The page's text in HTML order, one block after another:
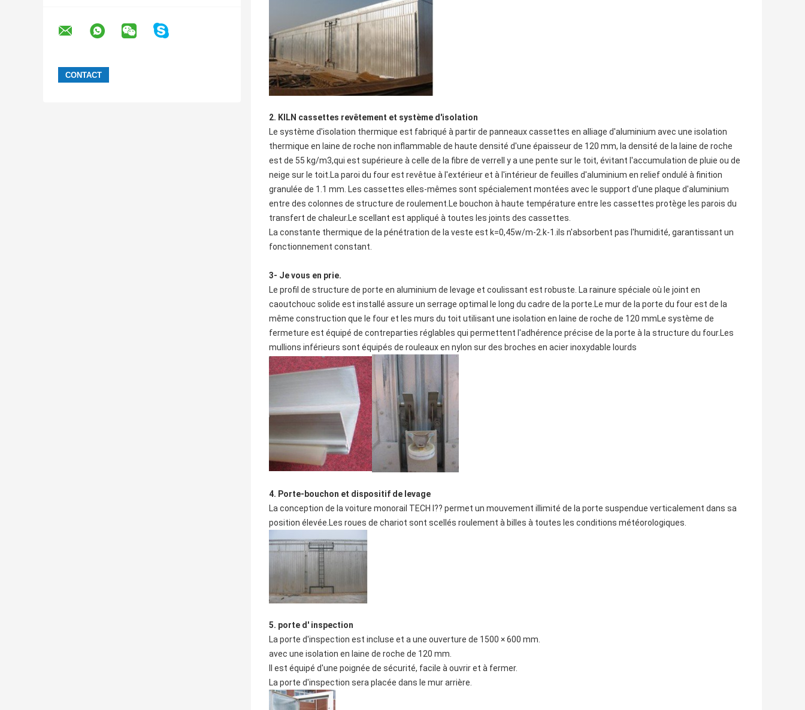
2. KILN cassettes revêtement et système d'isolation
Le système d'isolation thermique est fabriqué à partir de panneaux cassettes en alliage d'aluminium avec une isolation
thermique en laine de roche non inflammable de haute densité d'une épaisseur de 120 mm, la densité de la laine de roche
est de 55 kg/m3,qui est supérieure à celle de la fibre de verreIl y a une pente sur le toit, évitant l'accumulation de pluie ou de
neige sur le toit.La paroi du four est revêtue à l'extérieur et à l'intérieur de feuilles d'aluminium en relief ondulé à finition
granulée de 1.1 mm. Les cassettes elles-mêmes sont spécialement montées avec le support d'une plaque d'aluminium
entre des colonnes de structure de roulement.Le bouchon à haute température entre les cassettes protège les parois du
transfert de chaleur.Le scellant est appliqué à toutes les joints des cassettes.
La constante thermique de la pénétration de la veste est k=0,45w/m-2.k-1.ils n'absorbent pas l'humidité, garantissant un
fonctionnement constant.
3- Je vous en prie.
Le profil de structure de porte en aluminium de levage et coulissant est robuste. La rainure spéciale où le joint en
caoutchouc solide est installé assure un serrage optimal le long du cadre de la porte.Le mur de la porte du four est de la
même construction que le four et les murs du toit utilisant une isolation en laine de roche de 120 mmLe système de
fermeture est équipé de contreparties réglables qui permettent l'adhérence précise de la porte à la structure du four.Les
mullions inférieurs sont équipés de rouleaux en nylon sur des broches en acier inoxydable lourds
4. Porte-bouchon et dispositif de levage
La conception de la voiture monorail TECH I?? permet un mouvement illimité de la porte suspendue verticalement dans sa
position élevée.Les roues de chariot sont scellés roulement à billes à toutes les conditions météorologiques.
5. porte d' inspection
La porte d'inspection est incluse et a une ouverture de 1500 × 600 mm.
avec une isolation en laine de roche de 120 mm.
Il est équipé d'une poignée de sécurité, facile à ouvrir et à fermer.
La porte d'inspection sera placée dans le mur arrière.